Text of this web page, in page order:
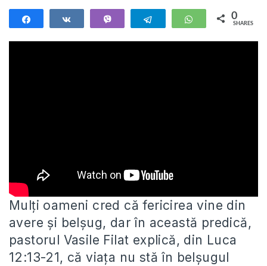
Telegram WhatsApp
0
SHARES
Mulți oameni cred că fericirea vine din
avere și belșug, dar în această predică,
pastorul Vasile Filat explică, din Luca
12:13-21, că viața nu stă în belșugul